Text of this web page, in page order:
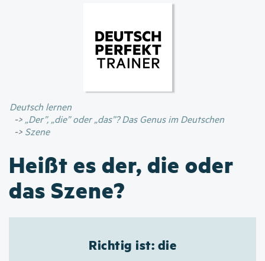
Inhalt
Deutsch lernen
„Der”, „die” oder „das”? Das Genus im Deutschen
Szene
Heißt es der, die oder
das Szene?
Richtig ist: die